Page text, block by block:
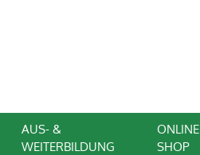
AUS- &
WEITERBILDUNG
ONLINE
SHOP